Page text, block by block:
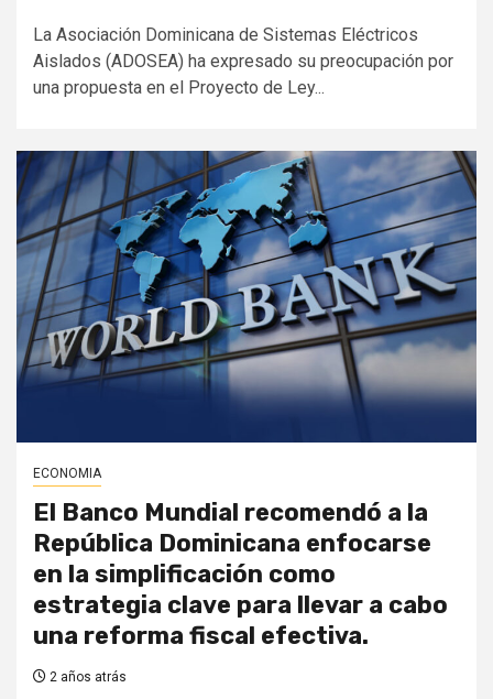
La Asociación Dominicana de Sistemas Eléctricos
Aislados (ADOSEA) ha expresado su preocupación por
una propuesta en el Proyecto de Ley...
ECONOMIA
El Banco Mundial recomendó a la
República Dominicana enfocarse
en la simplificación como
estrategia clave para llevar a cabo
una reforma fiscal efectiva.
2 años atrás